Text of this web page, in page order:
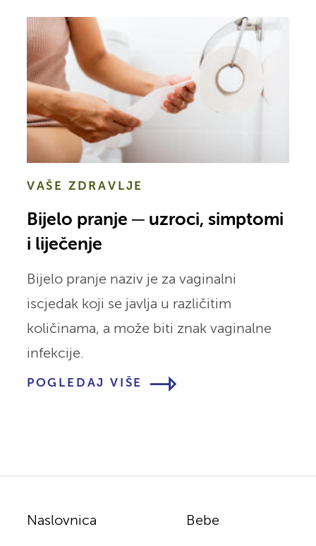
VAŠE ZDRAVLJE
Bijelo pranje ─ uzroci, simptomi
i liječenje
Bijelo pranje naziv je za vaginalni
iscjedak koji se javlja u različitim
količinama, a može biti znak vaginalne
infekcije.
POGLEDAJ VIŠE
Naslovnica Bebe